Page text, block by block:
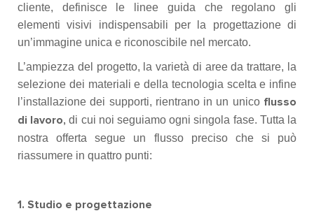
cliente, definisce le linee guida che regolano gli
elementi visivi indispensabili per la progettazione di
un’immagine unica e riconoscibile nel mercato.
L’ampiezza del progetto, la varietà di aree da trattare, la
selezione dei materiali e della tecnologia scelta e infine
l’installazione dei supporti, rientrano in un unico flusso
di lavoro, di cui noi seguiamo ogni singola fase. Tutta la
nostra offerta segue un flusso preciso che si può
riassumere in quattro punti:
1. Studio e progettazione